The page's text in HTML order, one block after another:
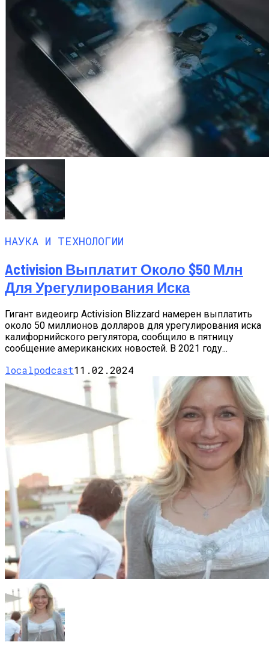
НАУКА И ТЕХНОЛОГИИ
Activision Выплатит Около $50 Млн
Для Урегулирования Иска
Гигант видеоигр Activision Blizzard намерен выплатить
около 50 миллионов долларов для урегулирования иска
калифорнийского регулятора, сообщило в пятницу
сообщение американских новостей. В 2021 году...
localpodcast11.02.2024